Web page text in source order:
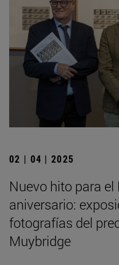
02 | 04 | 2025
Nuevo hito para
aniversario:
fotografías del
Muybridge